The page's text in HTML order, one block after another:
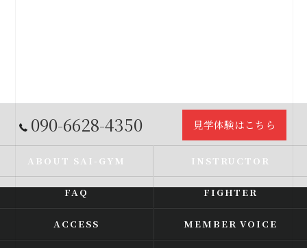
090-6628-4350 見学体験はこちら
ABOUT SAI-GYM INSTRUCTOR
FAQ FIGHTER
ACCESS MEMBER VOICE